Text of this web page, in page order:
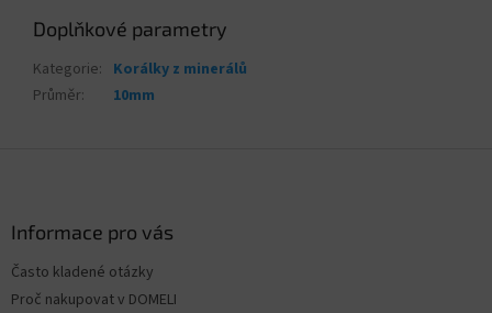
Doplňkové parametry
Kategorie: Korálky z minerálů
Průměr: 10mm
Informace pro vás
Často kladené otázky
Proč nakupovat v DOMELI